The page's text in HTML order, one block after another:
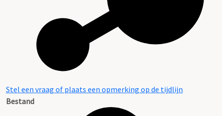
Stel een vraag of plaats een opmerking op de tijdlijn
Bestand